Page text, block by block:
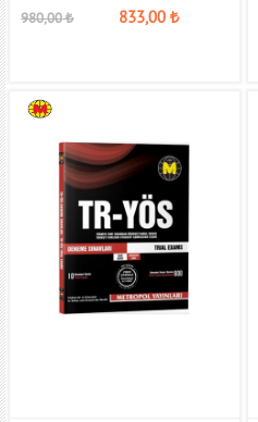
980,00₺ 833,00₺